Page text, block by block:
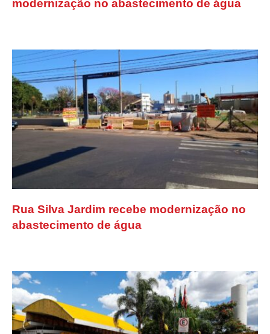
modernização no abastecimento de água
Rua Silva Jardim recebe modernização no
abastecimento de água